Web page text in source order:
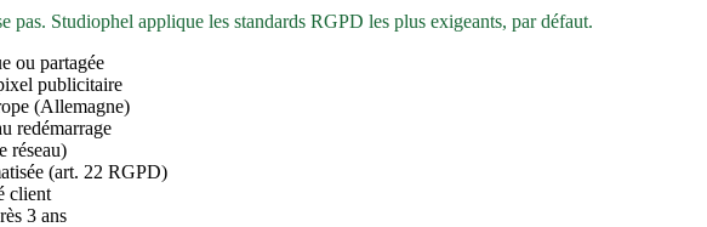
pas. Studiophel applique les standards RGPD les plus exigeants, par défaut.
ou partagée
publicitaire
(Allemagne)
redémarrage
réseau)
(art. 22 RGPD)
client
3 ans